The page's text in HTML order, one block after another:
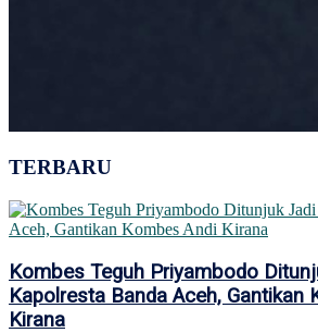
TERBARU
Kombes Teguh Priyambodo
Kapolresta Banda Aceh, Gantikan
Kirana